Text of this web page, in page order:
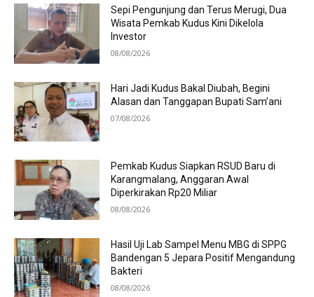
Sepi Pengunjung dan Terus Merugi, Dua
Wisata Pemkab Kudus Kini Dikelola
Investor
08/08/2026
Hari Jadi Kudus Bakal Diubah, Begini
Alasan dan Tanggapan Bupati Sam’ani
07/08/2026
Pemkab Kudus Siapkan RSUD Baru di
Karangmalang, Anggaran Awal
Diperkirakan Rp20 Miliar
08/08/2026
Hasil Uji Lab Sampel Menu MBG di SPPG
Bandengan 5 Jepara Positif Mengandung
Bakteri
08/08/2026